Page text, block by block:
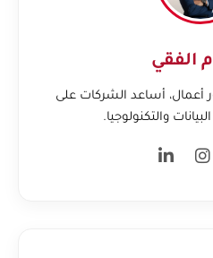
الفقي
أساعد الشركات على
والتكنولوجيا.